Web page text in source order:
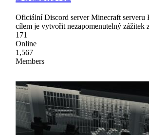
Oficiální Discord server Minecraft serveru
cílem je vytvořit nezapomenutelný zážitek
171
Online
1,567
Members